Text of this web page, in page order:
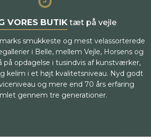
VORES BUTIK tæt på vejle
smukkeste og mest velassorterede
i Belle, mellem Vejle, Horsens og
på opdagelse i tusindvis af kunstværker,
i et højt kvalitetsniveau. Nyd godt
og mere end 70 års erfaring
gennem tre generationer.